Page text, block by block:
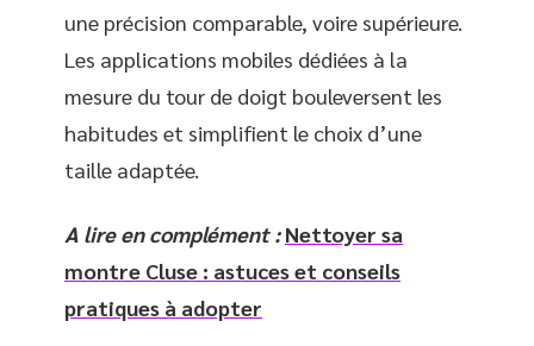
une précision comparable, voire supérieure.
Les applications mobiles dédiées à la
mesure du tour de doigt bouleversent les
habitudes et simplifient le choix d’une
taille adaptée.
A lire en complément : Nettoyer sa
montre Cluse : astuces et conseils
pratiques à adopter